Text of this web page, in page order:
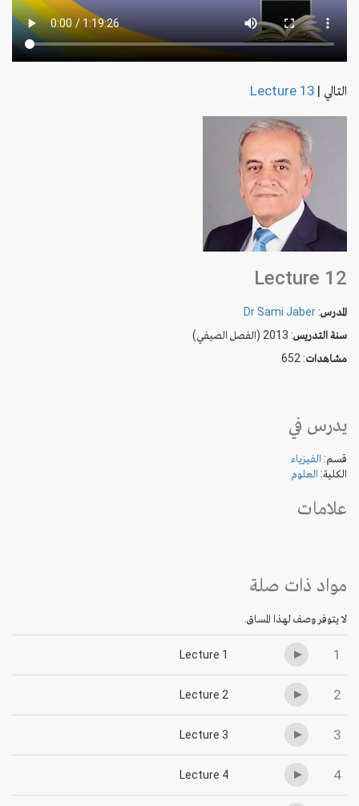
التالي |
Lecture 13
Lecture 12
المدرس:
Dr Sami Jaber
سنة التدريس: 2013 (الفصل الصيفي)
مشاهدات: 652
يدرس في
قسم: الفيزياء
الكلية: العلوم
علامات
مواد ذات صلة
لا يتوفر وصف لهذا المساق.
1
Lecture 1
2
Lecture 2
3
Lecture 3
4
Lecture 4